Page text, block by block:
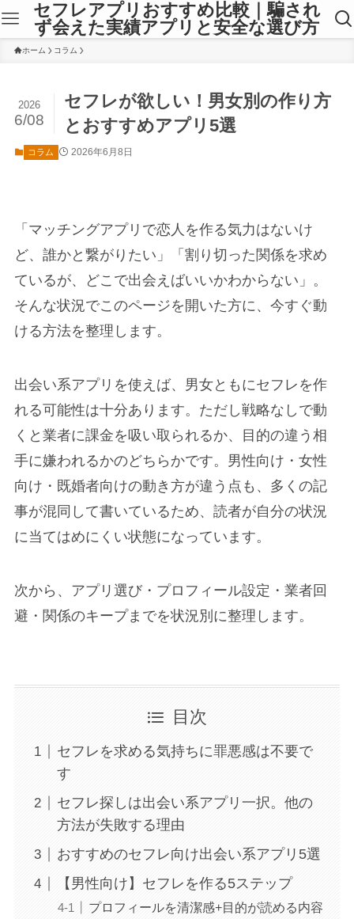
セフレアプリおすすめ比較｜騙され
ず会えた実績アプリと安全な選び方
ホーム コラム
セフレが欲しい！男女別の作り方
とおすすめアプリ5選
2026
6/08
コラム 2026年6月8日
「マッチングアプリで恋人を作る気力はないけ
ど、誰かと繋がりたい」「割り切った関係を求め
ているが、どこで出会えばいいかわからない」。
そんな状況でこのページを開いた方に、今すぐ動
ける方法を整理します。
出会い系アプリを使えば、男女ともにセフレを作
れる可能性は十分あります。ただし戦略なしで動
くと業者に課金を吸い取られるか、目的の違う相
手に嫌われるかのどちらかです。男性向け・女性
向け・既婚者向けの動き方が違う点も、多くの記
事が混同して書いているため、読者が自分の状況
に当てはめにくい状態になっています。
次から、アプリ選び・プロフィール設定・業者回
避・関係のキープまでを状況別に整理します。
目次
セフレを求める気持ちに罪悪感は不要で
す
セフレ探しは出会い系アプリ一択。他の
方法が失敗する理由
おすすめのセフレ向け出会い系アプリ5選
【男性向け】セフレを作る5ステップ
プロフィールを清潔感+目的が読める内容